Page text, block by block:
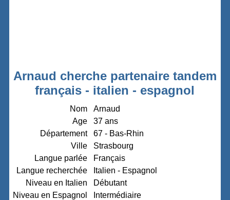
Arnaud cherche partenaire tandem
français - italien - espagnol
Nom
Arnaud
Age
37 ans
Département
67 - Bas-Rhin
Ville
Strasbourg
Langue parlée
Français
Langue recherchée
Italien - Espagnol
Niveau en Italien
Débutant
Niveau en Espagnol
Intermédiaire